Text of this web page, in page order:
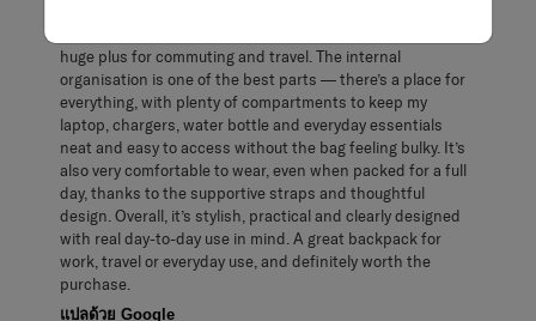
huge plus for commuting and travel. The internal
organisation is one of the best parts — there’s a place for
everything, with plenty of compartments to keep my
laptop, chargers, water bottle and everyday essentials
neat and easy to access without the bag feeling bulky. It’s
also very comfortable to wear, even when packed for a full
day, thanks to the supportive straps and thoughtful
design. Overall, it’s stylish, practical and clearly designed
with real day-to-day use in mind. A great backpack for
work, travel or everyday use, and definitely worth the
purchase.
แปลด้วย Google